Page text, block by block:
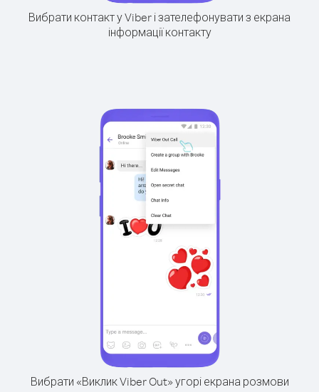
Вибрати контакт у Viber і зателефонувати з екрана
інформації контакту
Вибрати «Виклик Viber Out» угорі екрана розмови